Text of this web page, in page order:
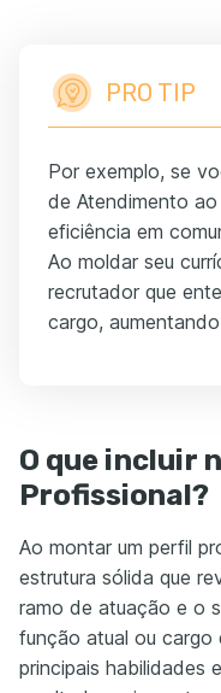
PRO TIP
Por exemplo, se
de Atendimento
eficiência em
Ao moldar seu
recrutador que
cargo,
O que incluir
Profissional?
Ao montar um perfil
estrutura sólida que
ramo de atuação e o
função atual ou cargo
principais habilidades